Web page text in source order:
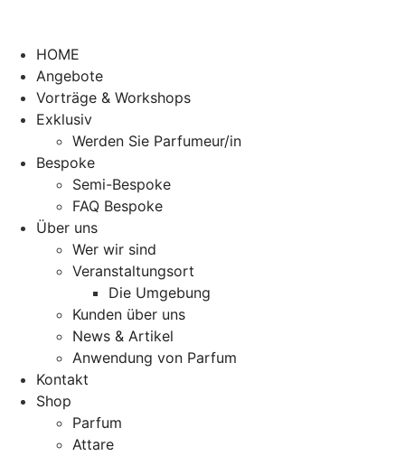
HOME
Angebote
Vorträge & Workshops
Exklusiv
Werden Sie Parfumeur/in
Bespoke
Semi-Bespoke
FAQ Bespoke
Über uns
Wer wir sind
Veranstaltungsort
Die Umgebung
Kunden über uns
News & Artikel
Anwendung von Parfum
Kontakt
Shop
Parfum
Attare